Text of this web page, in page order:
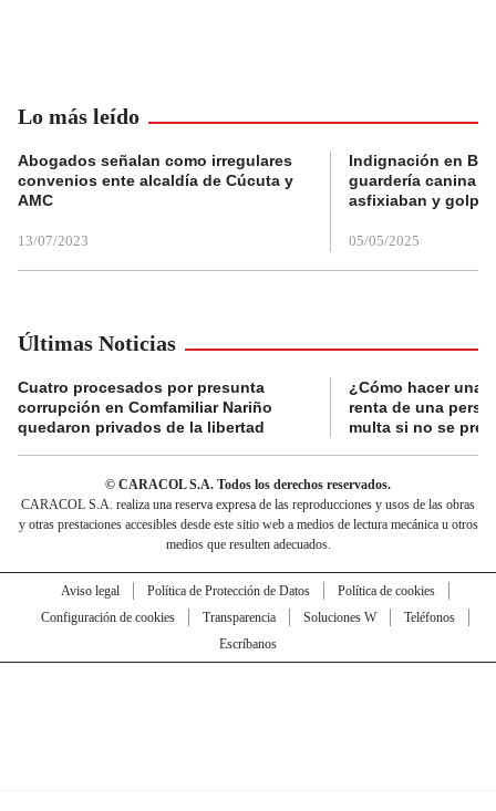
Lo más leído
Abogados señalan como irregulares
convenios ente alcaldía de Cúcuta y
AMC
13/07/2023
Indignación en
guardería canina
asfixiaban y
05/05/2025
Últimas Noticias
Cuatro procesados por presunta
corrupción en Comfamiliar Nariño
quedaron privados de la libertad
¿Cómo hacer una
renta de una
multa si no se
© CARACOL S.A. Todos los derechos reservados.
CARACOL S.A. realiza una reserva expresa de las reproducciones y usos de las obras
y otras prestaciones accesibles desde este sitio web a medios de lectura mecánica u otros
medios que resulten adecuados.
Aviso legal Política de Protección de Datos
Política de cookies
Configuración de cookies
Transparencia Soluciones W
Teléfonos
Escríbanos